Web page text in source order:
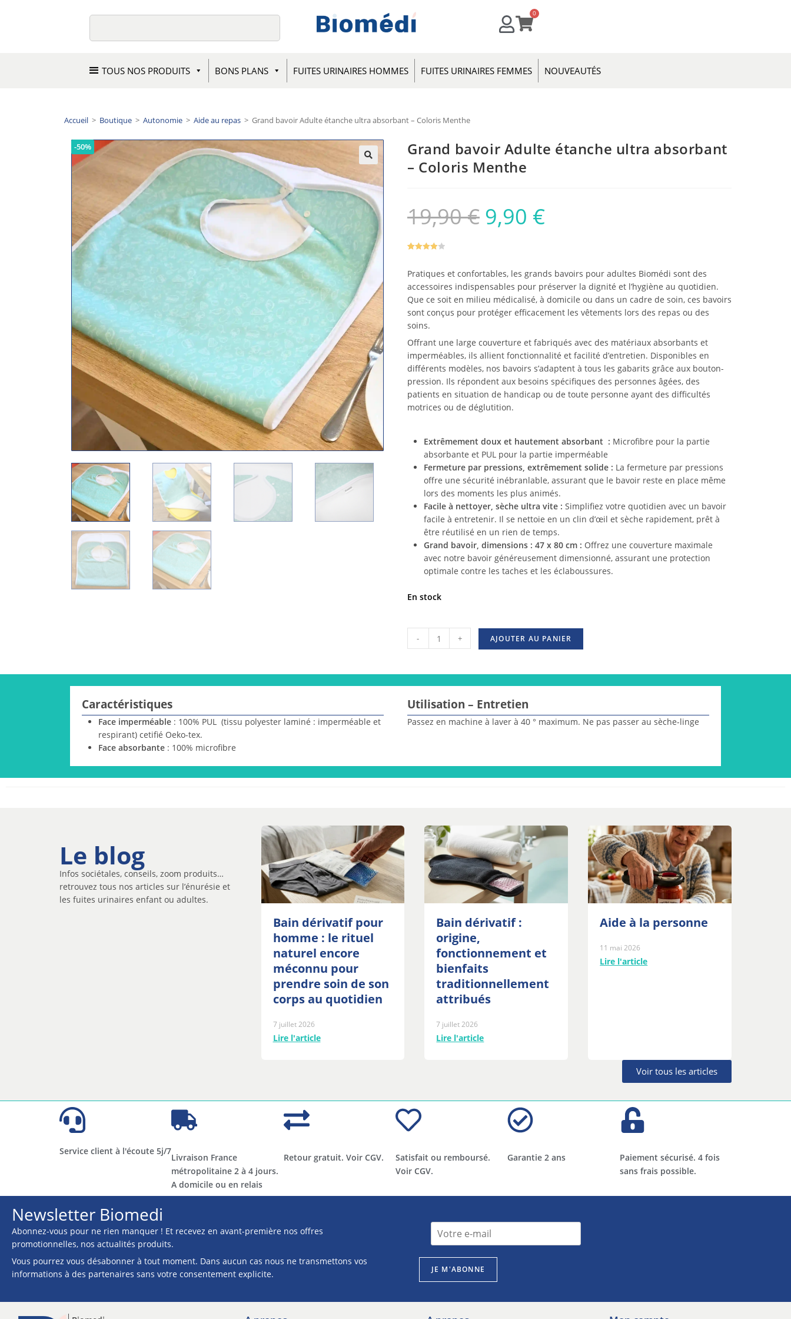
0
TOUS NOS PRODUITS BONS PLANS FUITES URINAIRES HOMMES FUITES URINAIRES FEMMES NOUVEAUTÉS
Accueil > Boutique > Autonomie > Aide au repas > Grand bavoir Adulte étanche ultra absorbant – Coloris Menthe
-50%
Grand bavoir Adulte étanche ultra absorbant
– Coloris Menthe
19,90€ 9,90 €
basé
sur
notation
client
Pratiques et confortables, les grands bavoirs pour adultes Biomédi sont des
accessoires indispensables pour préserver la dignité et l’hygiène au quotidien.
Que ce soit en milieu médicalisé, à domicile ou dans un cadre de soin, ces bavoirs
sont conçus pour protéger efficacement les vêtements lors des repas ou des
soins.
Offrant une large couverture et fabriqués avec des matériaux absorbants et
imperméables, ils allient fonctionnalité et facilité d’entretien. Disponibles en
différents modèles, nos bavoirs s’adaptent à tous les gabarits grâce aux bouton-
pression. Ils répondent aux besoins spécifiques des personnes âgées, des
patients en situation de handicap ou de toute personne ayant des difficultés
motrices ou de déglutition.
Extrêmement doux et hautement absorbant : Microfibre pour la partie
absorbante et PUL pour la partie imperméable
Fermeture par pressions, extrêmement solide : La fermeture par pressions
offre une sécurité inébranlable, assurant que le bavoir reste en place même
lors des moments les plus animés.
Facile à nettoyer, sèche ultra vite : Simplifiez votre quotidien avec un bavoir
facile à entretenir. Il se nettoie en un clin d’œil et sèche rapidement, prêt à
être réutilisé en un rien de temps.
Grand bavoir, dimensions : 47 x 80 cm : Offrez une couverture maximale
avec notre bavoir généreusement dimensionné, assurant une protection
optimale contre les taches et les éclaboussures.
En stock
- + AJOUTER AU PANIER
Caractéristiques
Face imperméable : 100% PUL (tissu polyester laminé : imperméable et
respirant) cetifié Oeko-tex.
Face absorbante : 100% microfibre
Utilisation – Entretien
Passez en machine à laver à 40 ° maximum. Ne pas passer au sèche-linge
Le blog
Infos sociétales, conseils, zoom produits…
retrouvez tous nos articles sur l’énurésie et
les fuites urinaires enfant ou adultes.
Bain dérivatif pour
homme : le rituel
naturel encore
méconnu pour
prendre soin de son
corps au quotidien
7 juillet 2026
Lire l'article
Bain dérivatif :
origine,
fonctionnement et
bienfaits
traditionnellement
attribués
7 juillet 2026
Lire l'article
Aide à la personne
11 mai 2026
Lire l'article
Voir tous les articles
Service client à l'écoute 5j/7
Livraison France
métropolitaine 2 à 4 jours.
A domicile ou en relais​​
Retour gratuit. Voir CGV.
Satisfait ou remboursé.
Voir CGV.
Garantie 2 ans
Paiement sécurisé. 4 fois
sans frais possible.
Newsletter Biomedi
Abonnez-vous pour ne rien manquer ! Et recevez en avant-première nos offres
promotionnelles, nos actualités produits.
Vous pourrez vous désabonner à tout moment. Dans aucun cas nous ne transmettons vos
informations à des partenaires sans votre consentement explicite.
c
i
t
I
c
r
i
JE M'ABONNE